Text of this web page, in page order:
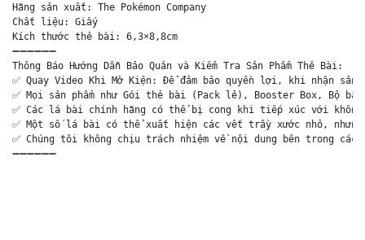
Hãng sản xuất: The Pokémon Company
Chất liệu: Giấy
Kích thước thẻ bài: 6,3×8,8cm
➖➖➖➖➖➖
Thông Báo Hướng Dẫn Bảo Quản và Kiểm Tra Sản Phẩm Thẻ Bài:
✅ Quay Video Khi Mở Kiện: Để đảm bảo quyền lợi, khi nhận
✅ Mọi sản phẩm như Gói thẻ bài (Pack lẻ), Booster Box, Bộ
✅ Các lá bài chính hãng có thể bị cong khi tiếp xúc với
✅ Một số lá bài có thể xuất hiện các vết trầy xước nhỏ,
✅ Chúng tôi không chịu trách nhiệm về nội dung bên trong
➖➖➖➖➖➖